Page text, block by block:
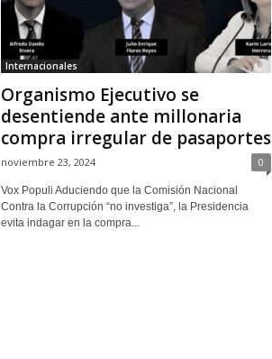
Internacionales
Organismo Ejecutivo se
desentiende ante millonaria
compra irregular de pasaportes
noviembre 23, 2024 0
Vox Populi Aduciendo que la Comisión Nacional
Contra la Corrupción “no investiga”, la Presidencia
evita indagar en la compra...